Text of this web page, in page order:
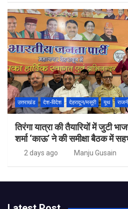
उत्तराखंड देश-विदेश देहरादून/मसूरी यूथ
तिरंगा यात्रा की तैयारियों में जुटी
शर्मा ‘काऊ’ ने की समीक्षा बैठक में
2 days ago Manju Gusain